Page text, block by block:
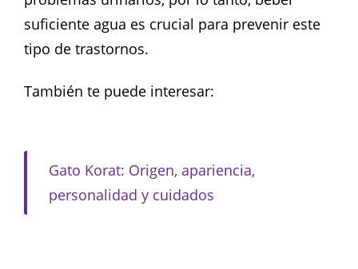
suficiente agua es crucial para prevenir este
tipo de trastornos.
También te puede interesar:
Gato Korat: Origen, apariencia,
personalidad y cuidados